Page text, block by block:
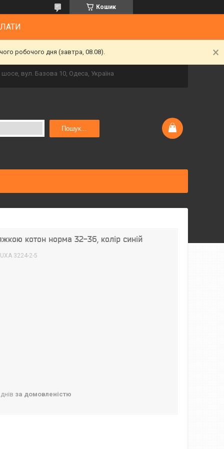
Кошик
робочого дня (завтра, 08.08).
вул. Базова 10, Одеса, Україна
Пошук...
котон норма 32-36, колір синій
3224-2-5
за домовленістю